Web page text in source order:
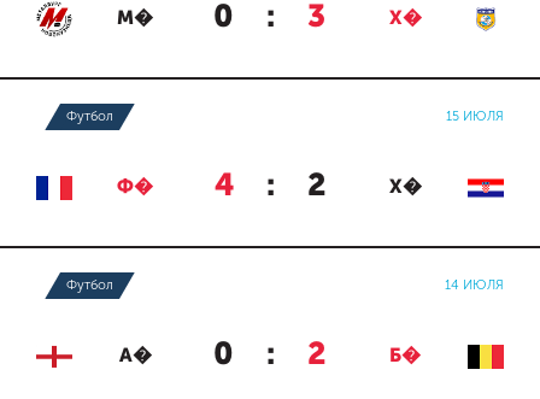
М� 0 : 3 Х�
Футбол 15 ИЮЛЯ
Ф� 4 : 2 Х�
Футбол 14 ИЮЛЯ
А� 0 : 2 Б�